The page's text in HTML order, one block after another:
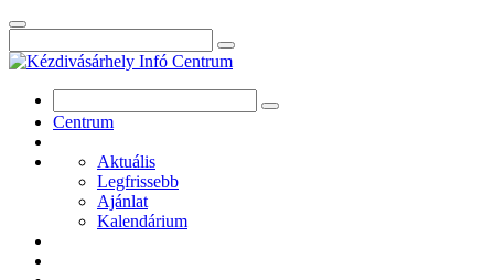
Centrum
Aktuális
Legfrissebb
Ajánlat
Kalendárium